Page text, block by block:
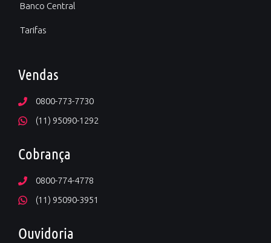
Banco Central
Tarifas
Vendas
0800-773-7730
(11) 95090-1292
Cobrança
0800-774-4778
(11) 95090-3951
Ouvidoria